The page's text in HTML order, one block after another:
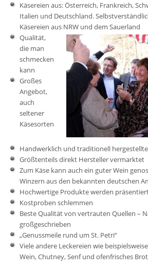
Käsereien aus: Österreich, Frankreich,
Italien und Deutschland.
Käsereien aus NRW und dem Sauerland
Qualität,
die man
schmecken
kann
Großes
Angebot,
auch
seltener
Käsesorten
Handwerklich und traditionell hergestellte
Größtenteils direkt Hersteller vermarktet
Zum Käse kann auch ein guter Wein
Winzern aus den bekannten deutschen
Hochwertige Produkte werden
Kostproben schlemmen
Beste Qualität von vertrauten Quellen –
großgeschrieben
„Genussmeile rund um St. Petri“
Viele andere Leckereien wie
Wein, Chutney, Senf und ofenfrisches Brot